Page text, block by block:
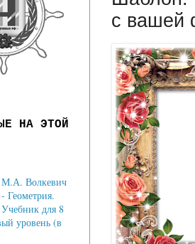
с вашей
НА ЭТОЙ
М.А. Волкевич
- Геометрия.
Учебник для 8
уровень (в